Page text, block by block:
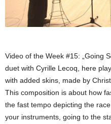
Video of the Week #15: „Going
duet with Cyrille Lecoq, here
with added skins, made by
This composition is about how
the fast tempo depicting the
your instruments, going to the